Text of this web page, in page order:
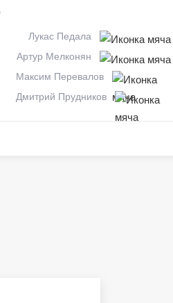
Лукас Педала
Артур Мелконян
Максим Перевалов
Дмитрий Прудников